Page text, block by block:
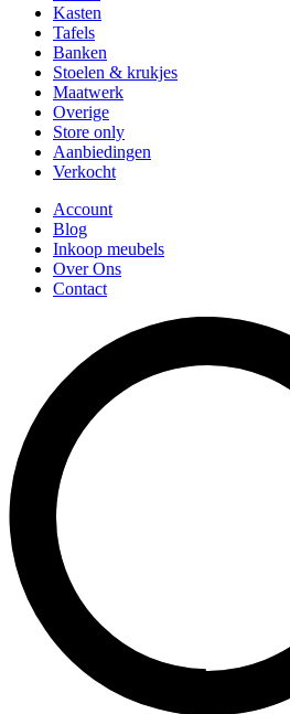
Kasten
Tafels
Banken
Stoelen & krukjes
Maatwerk
Overige
Store only
Aanbiedingen
Verkocht
Account
Blog
Inkoop meubels
Over Ons
Contact